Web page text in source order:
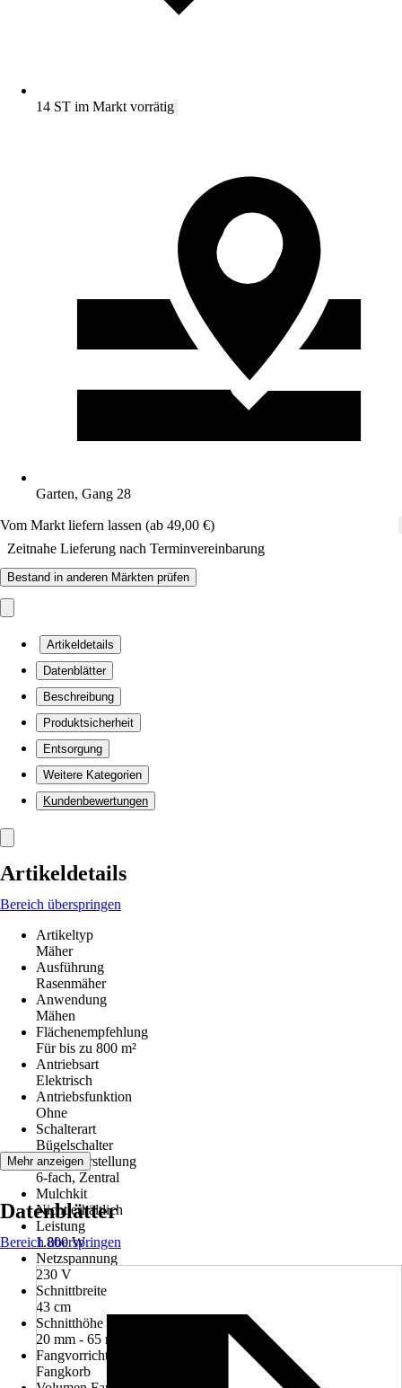
14 ST im Markt vorrätig
Garten, Gang 28
Vom Markt liefern lassen (ab 49,00 €)
Zeitnahe Lieferung nach Terminvereinbarung
Bestand in anderen Märkten prüfen
Artikeldetails
Datenblätter
Beschreibung
Produktsicherheit
Entsorgung
Weitere Kategorien
Kundenbewertungen
Artikeldetails
Bereich überspringen
Artikeltyp
Mäher
Ausführung
Rasenmäher
Anwendung
Mähen
Flächenempfehlung
Für bis zu 800 m²
Antriebsart
Elektrisch
Antriebsfunktion
Ohne
Schalterart
Bügelschalter
Höhenverstellung
6-fach, Zentral
Mulchkit
Nicht erhältlich
Leistung
1.800 W
Netzspannung
230 V
Schnittbreite
43 cm
Schnitthöhe min - max
20 mm - 65 mm
Fangvorrichtung
Fangkorb
Mehr anzeigen
Datenblätter
Bereich überspringen